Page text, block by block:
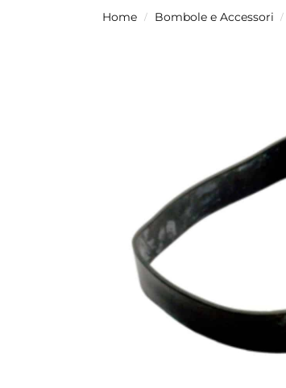
Home / Bombole e Accessori /